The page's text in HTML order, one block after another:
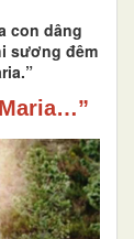
con dâng
sương đêm